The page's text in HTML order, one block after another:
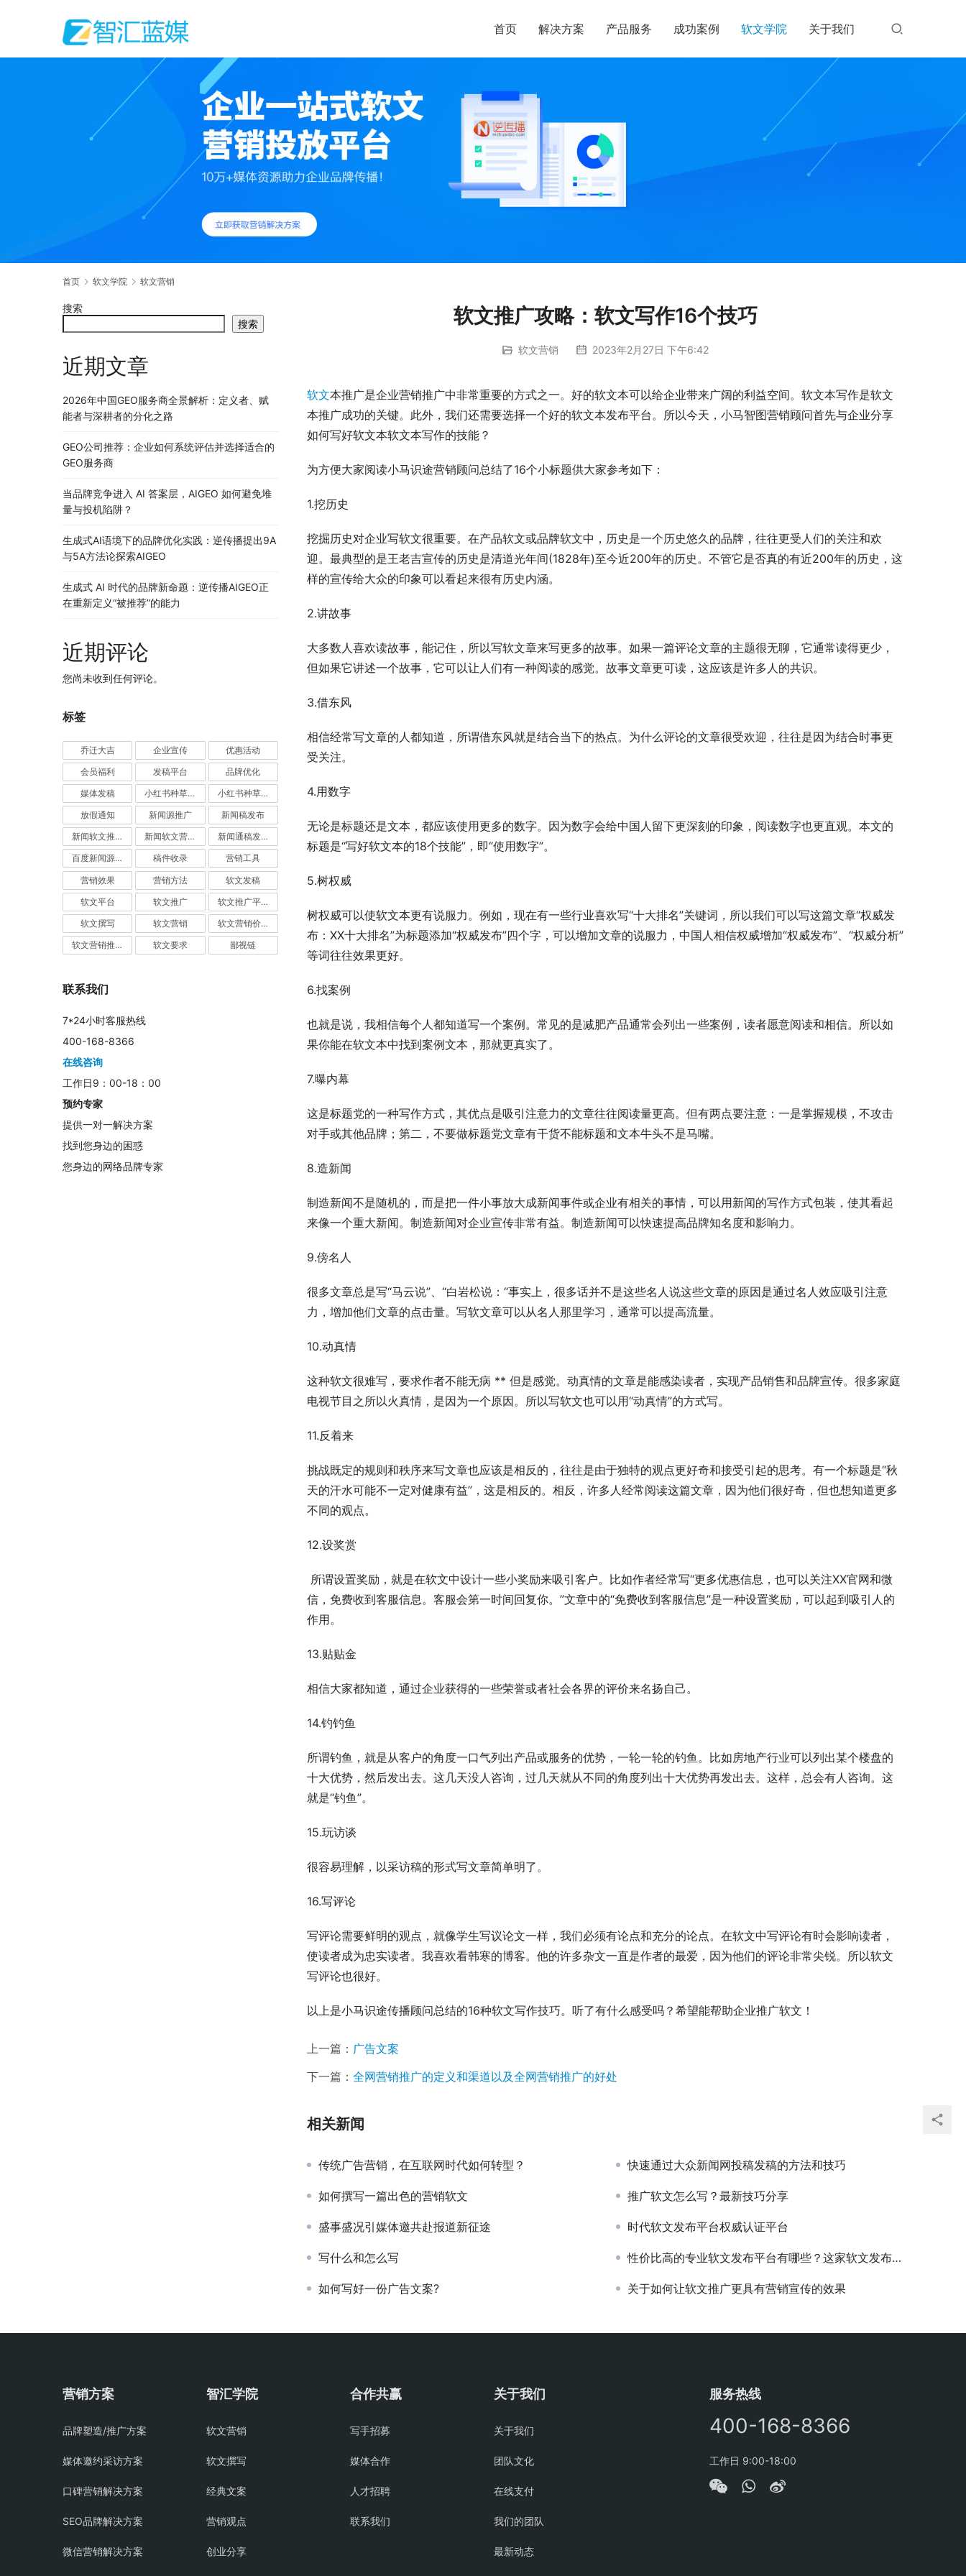
首页 解决方案 产品服务 成功案例 软文学院 关于我们
首页 软文学院 软文营销
软文推广攻略：软文写作16个技巧
软文营销 2023年2月27日 下午6:42
软文本推广是企业营销推广中非常重要的方式之一。好的软文本可以给企业带来广阔的利益空间。软文本写作是软文
本推广成功的关键。此外，我们还需要选择一个好的软文本发布平台。所以今天，小马智图营销顾问首先与企业分享
如何写好软文本软文本写作的技能？
为方便大家阅读小马识途营销顾问总结了16个小标题供大家参考如下：
1.挖历史
挖掘历史对企业写软文很重要。在产品软文或品牌软文中，历史是一个历史悠久的品牌，往往更受人们的关注和欢
迎。最典型的是王老吉宣传的历史是清道光年间(1828年)至今近200年的历史。不管它是否真的有近200年的历史，这
样的宣传给大众的印象可以看起来很有历史内涵。
2.讲故事
大多数人喜欢读故事，能记住，所以写软文章来写更多的故事。如果一篇评论文章的主题很无聊，它通常读得更少，
但如果它讲述一个故事，它可以让人们有一种阅读的感觉。故事文章更可读，这应该是许多人的共识。
3.借东风
相信经常写文章的人都知道，所谓借东风就是结合当下的热点。为什么评论的文章很受欢迎，往往是因为结合时事更
受关注。
4.用数字
无论是标题还是文本，都应该使用更多的数字。因为数字会给中国人留下更深刻的印象，阅读数字也更直观。本文的
标题是“写好软文本的18个技能”，即“使用数字”。
5.树权威
树权威可以使软文本更有说服力。例如，现在有一些行业喜欢写“十大排名”关键词，所以我们可以写这篇文章“权威发
布：XX十大排名”为标题添加“权威发布”四个字，可以增加文章的说服力，中国人相信权威增加“权威发布”、“权威分析”
等词往往效果更好。
6.找案例
也就是说，我相信每个人都知道写一个案例。常见的是减肥产品通常会列出一些案例，读者愿意阅读和相信。所以如
果你能在软文本中找到案例文本，那就更真实了。
7.曝内幕
这是标题党的一种写作方式，其优点是吸引注意力的文章往往阅读量更高。但有两点要注意：一是掌握规模，不攻击
对手或其他品牌；第二，不要做标题党文章有干货不能标题和文本牛头不是马嘴。
8.造新闻
制造新闻不是随机的，而是把一件小事放大成新闻事件或企业有相关的事情，可以用新闻的写作方式包装，使其看起
来像一个重大新闻。制造新闻对企业宣传非常有益。制造新闻可以快速提高品牌知名度和影响力。
9.傍名人
很多文章总是写“马云说”、“白岩松说：“事实上，很多话并不是这些名人说这些文章的原因是通过名人效应吸引注意
力，增加他们文章的点击量。写软文章可以从名人那里学习，通常可以提高流量。
10.动真情
这种软文很难写，要求作者不能无病 ** 但是感觉。动真情的文章是能感染读者，实现产品销售和品牌宣传。很多家庭
电视节目之所以火真情，是因为一个原因。所以写软文也可以用“动真情”的方式写。
11.反着来
挑战既定的规则和秩序来写文章也应该是相反的，往往是由于独特的观点更好奇和接受引起的思考。有一个标题是“秋
天的汗水可能不一定对健康有益”，这是相反的。相反，许多人经常阅读这篇文章，因为他们很好奇，但也想知道更多
不同的观点。
12.设奖赏
信，免费收到客服信息。客服会第一时间回复你。”文章中的“免费收到客服信息”是一种设置奖励，可以起到吸引人的
作用。
13.贴贴金
相信大家都知道，通过企业获得的一些荣誉或者社会各界的评价来名扬自己。
14.钓钓鱼
所谓钓鱼，就是从客户的角度一口气列出产品或服务的优势，一轮一轮的钓鱼。比如房地产行业可以列出某个楼盘的
十大优势，然后发出去。这几天没人咨询，过几天就从不同的角度列出十大优势再发出去。这样，总会有人咨询。这
就是“钓鱼”。
15.玩访谈
很容易理解，以采访稿的形式写文章简单明了。
16.写评论
写评论需要鲜明的观点，就像学生写议论文一样，我们必须有论点和充分的论点。在软文中写评论有时会影响读者，
使读者成为忠实读者。我喜欢看韩寒的博客。他的许多杂文一直是作者的最爱，因为他们的评论非常尖锐。所以软文
写评论也很好。
以上是小马识途传播顾问总结的16种软文写作技巧。听了有什么感受吗？希望能帮助企业推广软文！
上一篇： 广告文案
下一篇： 全网营销推广的定义和渠道以及全网营销推广的好处
相关新闻
传统广告营销，在互联网时代如何转型？ 快速通过大众新闻网投稿发稿的方法和技巧
如何撰写一篇出色的营销软文 推广软文怎么写？最新技巧分享
盛事盛况引媒体邀共赴报道新征途 时代软文发布平台权威认证平台
写什么和怎么写 性价比高的专业软文发布平台有哪些？这家软文发布平台值得你选择
如何写好一份广告文案? 关于如何让软文推广更具有营销宣传的效果
搜索
搜索
近期文章
2026年中国GEO服务商全景解析：定义者、赋
能者与深耕者的分化之路
GEO公司推荐：企业如何系统评估并选择适合的
GEO服务商
当品牌竞争进入 AI 答案层，AIGEO 如何避免堆
量与投机陷阱？
生成式AI语境下的品牌优化实践：逆传播提出9A
与5A方法论探索AIGEO
生成式 AI 时代的品牌新命题：逆传播AIGEO正
在重新定义“被推荐”的能力
近期评论
您尚未收到任何评论。
标签
乔迁大吉 企业宣传 优惠活动
会员福利 发稿平台 品牌优化
媒体发稿 小红书种草推广 小红书种草营销
放假通知 新闻源推广 新闻稿发布
新闻软文推广发稿 新闻软文营销推广 新闻通稿发布推广
百度新闻源发布 稿件收录 营销工具
营销效果 营销方法 软文发稿
软文平台 软文推广 软文推广平台
软文撰写 软文营销 软文营销价值
软文营销推广 软文要求 鄙视链
联系我们
7*24小时客服热线
400-168-8366
在线咨询
工作日9：00-18：00
预约专家
提供一对一解决方案
找到您身边的困惑
您身边的网络品牌专家
营销方案
品牌塑造/推广方案
媒体邀约采访方案
口碑营销解决方案
SEO品牌解决方案
微信营销解决方案
智汇学院
软文营销
软文撰写
经典文案
营销观点
创业分享
合作共赢
写手招募
媒体合作
人才招聘
联系我们
关于我们
关于我们
团队文化
在线支付
我们的团队
最新动态
服务热线
400-168-8366
工作日 9:00-18:00